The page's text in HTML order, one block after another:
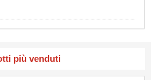
più venduti